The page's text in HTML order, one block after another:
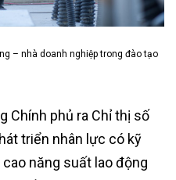
– nhà doanh nghiệp trong đào tạo
Chính phủ ra Chỉ thị số
triển nhân lực có kỹ
năng suất lao động